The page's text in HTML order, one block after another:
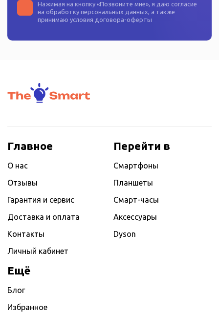
Нажимая на кнопку «Позвоните мне», я даю согласие
на обработку персональных данных, а также
принимаю условия договора-оферты
Главное
О нас
Отзывы
Гарантия и сервис
Доставка и оплата
Контакты
Личный кабинет
Перейти в
Смартфоны
Планшеты
Смарт-часы
Аксессуары
Dyson
Ещё
Блог
Избранное